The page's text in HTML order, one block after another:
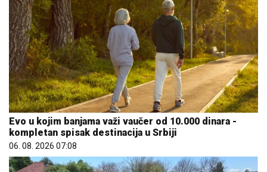
Evo u kojim banjama važi vaučer od 10.000 dinara -
kompletan spisak destinacija u Srbiji
06. 08. 2026 07:08